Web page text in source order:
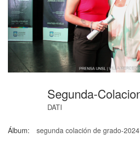
DATI
Álbum: segunda colación de grado-2024